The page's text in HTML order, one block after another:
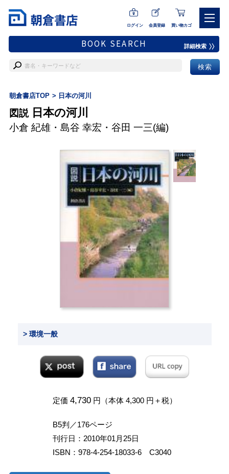
ログイン 会員登録 買い物カゴ
BOOK SEARCH 詳細検索
朝倉書店TOP 日本の河川
図説日本の河川
小倉 紀雄・ 島谷 幸宏 ・ 谷田 一三(編)
> 環境一般
定価 4,730円（本体 4,300 円＋税）
B5判／176ページ
刊行日：2010年01月25日
ISBN：978-4-254-18033-6 C3040